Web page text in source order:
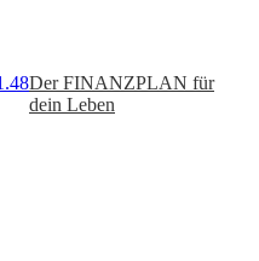
Der FINANZPLAN für
dein Leben